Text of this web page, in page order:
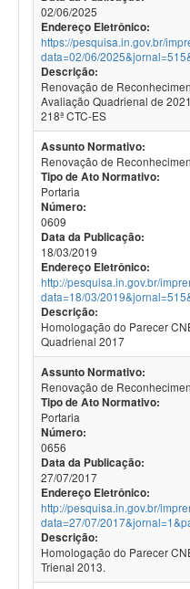
02/06/2025
Endereço Eletrônico:
https://pesquisa.in.gov.br/
data=02/06/
Descrição:
Renovação de
Avaliação Quadrienal de
218ª CTC-ES
Assunto Normativo:
Renovação de
Tipo de Ato Normativo:
Portaria
Número:
0609
Data da Publicação:
18/03/2019
Endereço Eletrônico:
http://pesquisa.in.gov.br/
data=18/03/
Descrição:
Homologação do Parecer
Quadrienal 2017
Assunto Normativo:
Renovação de
Tipo de Ato Normativo:
Portaria
Número:
0656
Data da Publicação:
27/07/2017
Endereço Eletrônico:
http://pesquisa.in.gov.br/
data=27/07/
Descrição:
Homologação do Parecer
Trienal 2013.